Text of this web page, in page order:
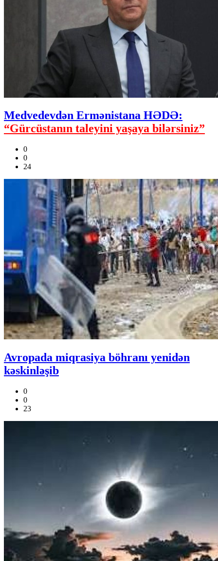
Medvedevdən Ermənistana HƏDƏ:
“Gürcüstanın taleyini yaşaya bilərsiniz”
0
0
24
Avropada miqrasiya böhranı yenidən
kəskinləşib
0
0
23